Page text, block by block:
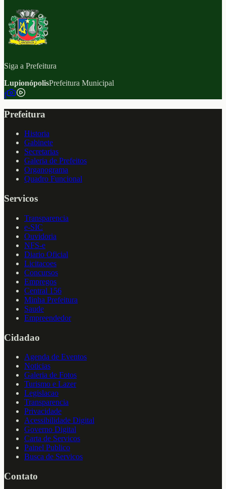
Siga a Prefeitura
LupionópolisPrefeitura Municipal
f
Prefeitura
Historia
Gabinete
Secretarias
Galeria de Prefeitos
Organograma
Quadro Funcional
Servicos
Transparencia
e-SIC
Ouvidoria
NFS-e
Diario Oficial
Licitacoes
Concursos
Empregos
Central 156
Minha Prefeitura
Saude
Empreendedor
Cidadao
Agenda de Eventos
Noticias
Galeria de Fotos
Turismo e Lazer
Legislacao
Transparencia
Privacidade
Acessibilidade Digital
Governo Digital
Carta de Servicos
Painel Publico
Busca de Servicos
Contato